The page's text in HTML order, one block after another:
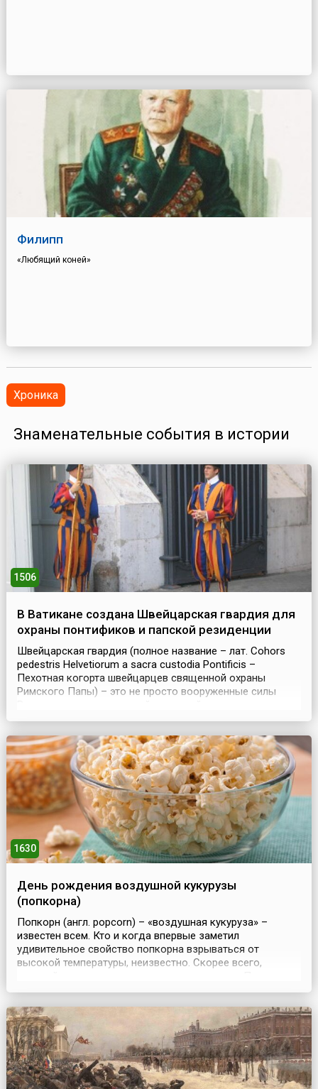
Филипп
«Любящий коней»
Хроника
Знаменательные события в истории
1506
В Ватикане создана Швейцарская гвардия для
охраны понтификов и папской резиденции
Швейцарская гвардия (полное название – лат. Cohors
pedestris Helvetiorum a sacra custodia Pontificis –
Пехотная когорта швейцарцев священной охраны
Римского Папы) – это не просто вооруженные силы
сохранившихся до наших дней, и самая маленькая армия
Ватикана, которых увековечили в своих произведениях
Мольер...
1630
День рождения воздушной кукурузы
(попкорна)
Попкорн (англ. popcorn) – «воздушная кукуруза» –
известен всем. Кто и когда впервые заметил
удивительное свойство попкорна взрываться от
высокой температуры, неизвестно. Скорее всего,
благоприятных условиях зерна кукурузы могут
являются зерна, найденные археологами в захоронениях
в Перу. Их возраст пре...